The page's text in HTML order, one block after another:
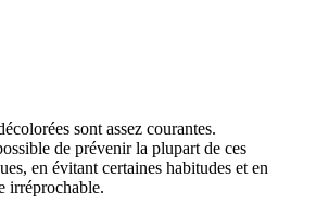
sont assez courantes.
de prévenir la plupart de ces
en évitant certaines habitudes et en
irréprochable.